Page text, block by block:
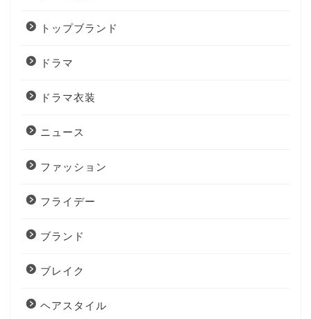
トップブランド
ドラマ
ドラマ衣装
ニュース
ファッション
フライデー
ブランド
ブレイク
ヘアスタイル